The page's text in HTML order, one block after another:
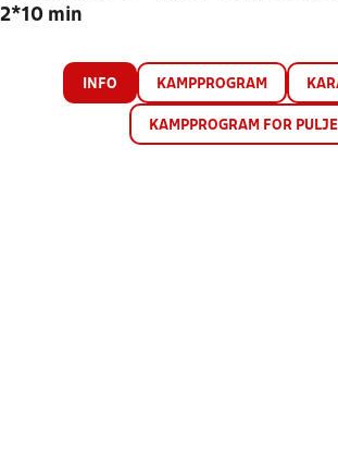
2*10 min
INFO KAMPPROGRAM
KAMPPROGRAM FOR PULJE